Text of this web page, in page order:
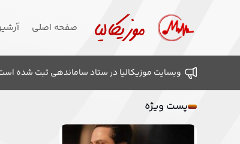
صفحه اصلی
وبسایت موزیکالیا در ستاد ساماندهی ثبت شده
پست ویژه